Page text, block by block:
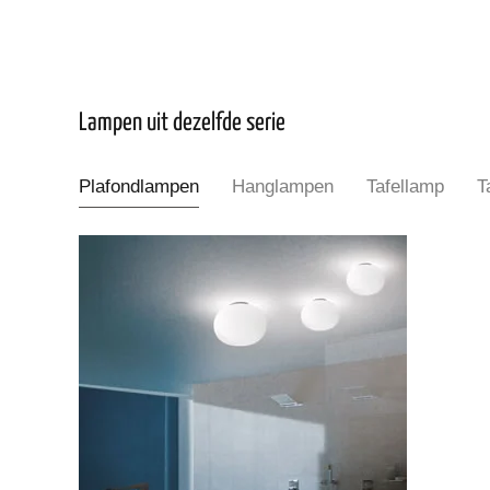
Lampen uit dezelfde serie
Plafondlampen Hanglampen Tafellamp